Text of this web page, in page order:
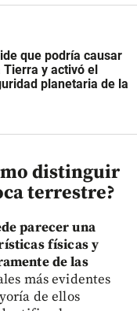
que podría causar
Tierra y activó el
planetaria de la
distinguir
terrestre?
parecer una
físicas y
de las
más evidentes
de ellos